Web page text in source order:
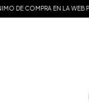
| 15% OFF EN EFECTIVO